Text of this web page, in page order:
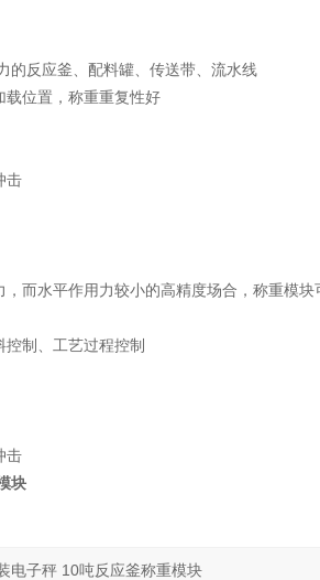
的反应釜、配料罐、传送带、流水线
载位置，称重重复性好
击
而水平作用力较小的高精度场合，称重模
制、工艺过程控制
击
块